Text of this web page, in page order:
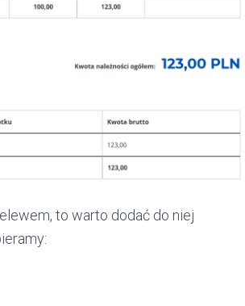
to warto dodać do niej